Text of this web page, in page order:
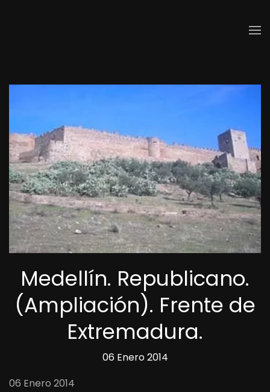
Medellín. Republicano.
(Ampliación). Frente de
Extremadura.
06 Enero 2014
06 Enero 2014